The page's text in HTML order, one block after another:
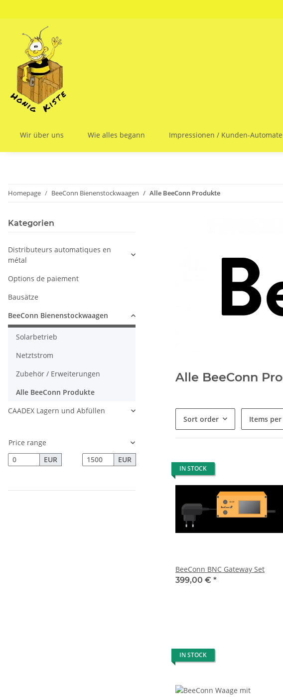
Wir über uns Wie alles begann Impressionen / Kunden-
Homepage BeeConn Bienenstockwaagen Alle BeeConn Produkte
Alle BeeConn
Sort order Items per
IN STOCK
BeeConn BNC Gateway Set
399,00 € *
IN STOCK
Kategorien
Distributeurs automatiques en
métal
Options de paiement
Bausätze
BeeConn Bienenstockwaagen
Solarbetrieb
Netztstrom
Zubehör / Erweiterungen
Alle BeeConn Produkte
CAADEX Lagern und Abfüllen
Price range
EUR
EUR